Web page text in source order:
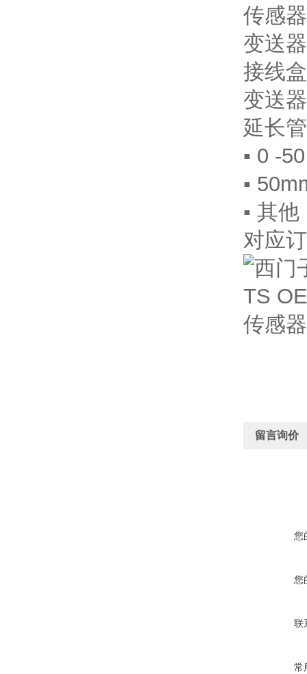
传感
变送
接线
变送
延长管
▪ 0 -
▪
▪ 其他
对应
留言询价
您
您
联
常